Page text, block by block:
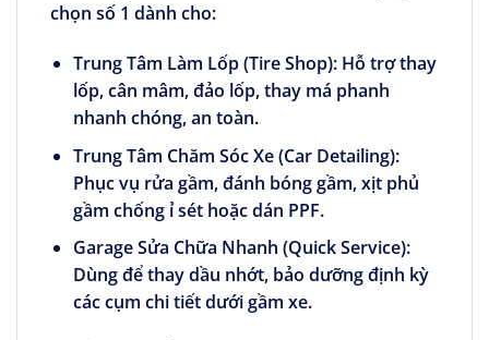
chọn số 1 dành cho:
Trung Tâm Làm Lốp (Tire Shop):Hỗ trợ thay
lốp, cân mâm, đảo lốp, thay má phanh
nhanh chóng, an toàn.
Trung Tâm Chăm Sóc Xe (Car Detailing):
Phục vụ rửa gầm, đánh bóng gầm, xịt phủ
gầm chống ỉ sét hoặc dán PPF.
Garage Sửa Chữa Nhanh (Quick Service):
Dùng để thay dầu nhớt, bảo dưỡng định kỳ
các cụm chi tiết dưới gầm xe.